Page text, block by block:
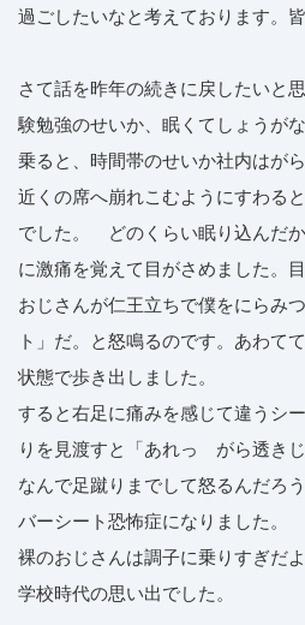
過ごしたいなと考えております。
さて話を昨年の続きに戻したい
験勉強のせいか、眠くてしょうが
乗ると、時間帯のせいか社内はが
近くの席へ崩れこむようにすわる
でした。 どのくらい眠り込んだ
に激痛を覚えて目がさめました。
おじさんが仁王立ちで僕をにらみ
ト」だ。と怒鳴るのです。あわて
状態で歩き出しました。
すると右足に痛みを感じて違うシ
りを見渡すと「あれっ がら透きじ
なんで足蹴りまでして怒るんだ
バーシート恐怖症になりました。
裸のおじさんは調子に乗りすぎだ
学校時代の思い出でした。